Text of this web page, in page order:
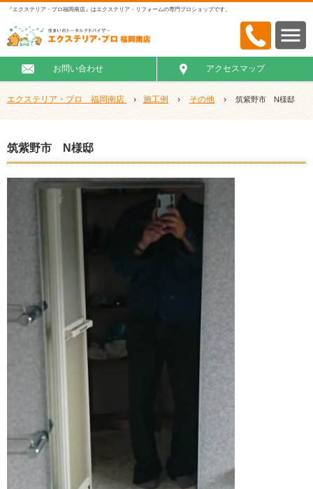
『エクステリア・プロ福岡南店』はエクステリア・リフォームの専門プロショップです。
お問い合わせ アクセスマップ
エクステリア・プロ 福岡南店 › 施工例 › その他 › 筑紫野市 N様邸
筑紫野市 N様邸